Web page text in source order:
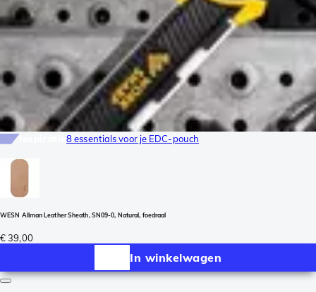
8 essentials voor je EDC-pouch
WESN Allman Leather Sheath, SN09-0, Natural, foedraal
€ 39,00
In winkelwagen